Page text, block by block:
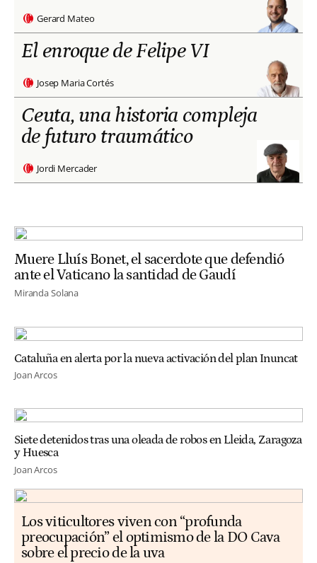
Gerard Mateo
El enroque de Felipe VI
Josep Maria Cortés
Ceuta, una historia compleja
de futuro traumático
Jordi Mercader
Muere Lluís Bonet, el sacerdote que defendió
ante el Vaticano la santidad de Gaudí
Miranda Solana
Cataluña en alerta por la nueva activación del plan Inuncat
Joan Arcos
Siete detenidos tras una oleada de robos en Lleida, Zaragoza
y Huesca
Joan Arcos
Los viticultores viven con “profunda
preocupación” el optimismo de la DO Cava
sobre el precio de la uva